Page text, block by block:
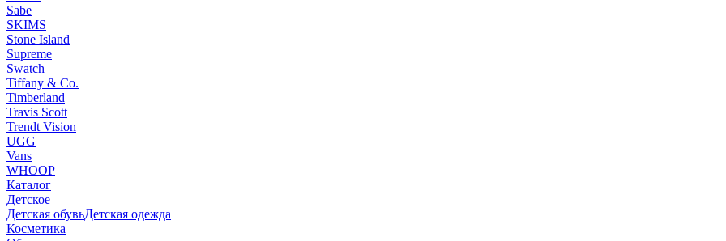
Sabe
SKIMS
Stone Island
Supreme
Swatch
Tiffany & Co.
Timberland
Travis Scott
Trendt Vision
UGG
Vans
WHOOP
Каталог
Детское
Детская обувьДетская одежда
Косметика